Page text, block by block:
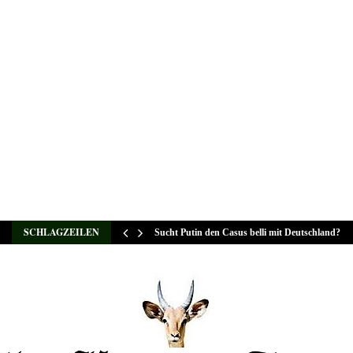
SCHLAGZEILEN Sucht Putin den Casus belli mit Deutschland?